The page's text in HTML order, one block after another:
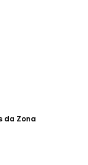
da Zona